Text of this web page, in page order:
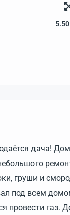
5.50
дача!
груши и
под всем
провести